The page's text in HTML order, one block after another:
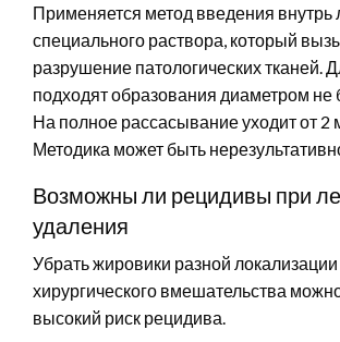
Применяется метод введения
специального раствора, который
разрушение патологических тканей.
подходят образования диаметром не
На полное рассасывание уходит от 2
Методика может быть
Возможны ли рецидивы при
удаления
Убрать жировики разной локализации
хирургического вмешательства
высокий риск рецидива.